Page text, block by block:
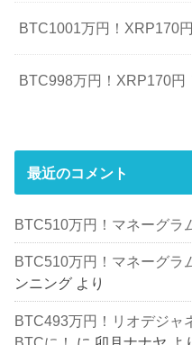
BTC1001万円！XRP170円
BTC998万円！XRP170円
最近のコメント
BTC510万円！マネーグラ
BTC510万円！マネーグラ
ンニング より
BTC493万円！リオデジャ